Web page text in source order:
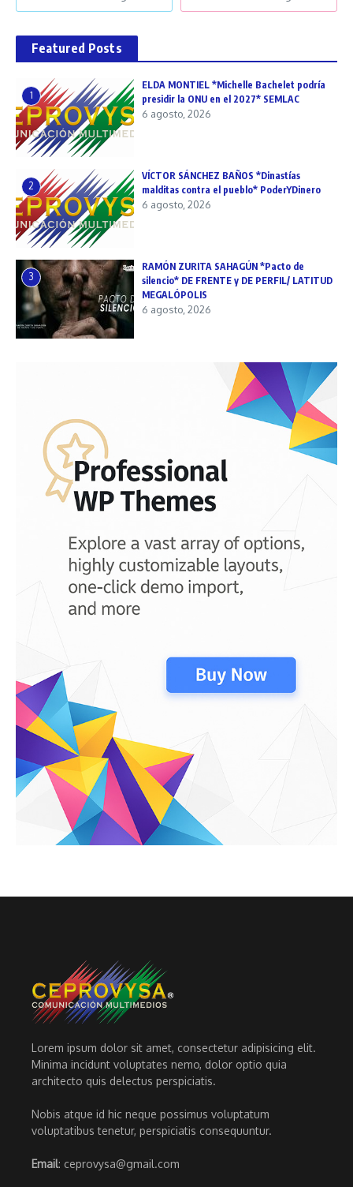
Featured Posts
1
ELDA MONTIEL *Michelle Bachelet podría
presidir la ONU en el 2027* SEMLAC
6 agosto, 2026
2
VÍCTOR SÁNCHEZ BAÑOS *Dinastías
malditas contra el pueblo* PoderYDinero
6 agosto, 2026
3
RAMÓN ZURITA SAHAGÚN *Pacto de
silencio* DE FRENTE y DE PERFIL/ LATITUD
MEGALÓPOLIS
6 agosto, 2026
Lorem ipsum dolor sit amet, consectetur adipisicing elit.
Minima incidunt voluptates nemo, dolor optio quia
architecto quis delectus perspiciatis.
Nobis atque id hic neque possimus voluptatum
voluptatibus tenetur, perspiciatis consequuntur.
Email: ceprovysa@gmail.com